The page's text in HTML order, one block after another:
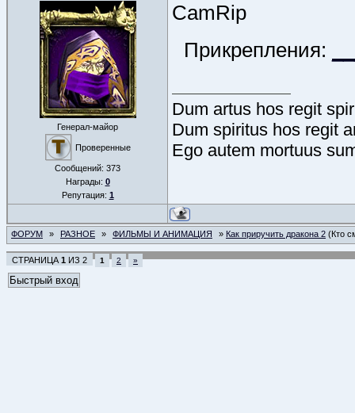
Генерал-майор
Проверенные
Сообщений: 373
Награды: 0
Репутация: 1
CamRip
Прикрепления:
Dum artus hos regit
Dum spiritus hos regit
Ego autem mortuus
ФОРУМ » РАЗНОЕ » ФИЛЬМЫ И АНИМАЦИЯ » Как приручить дракона 2 (Кто
СТРАНИЦА 1 ИЗ 2 1 2 »